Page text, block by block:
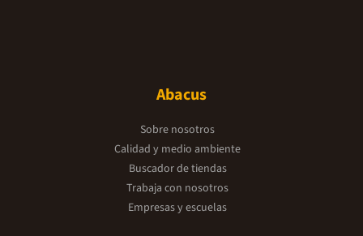
Abacus
Sobre nosotros
Calidad y medio ambiente
Buscador de tiendas
Trabaja con nosotros
Empresas y escuelas